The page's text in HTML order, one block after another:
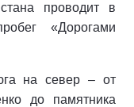
проводит в
«Дорогами
на север – от
до памятника